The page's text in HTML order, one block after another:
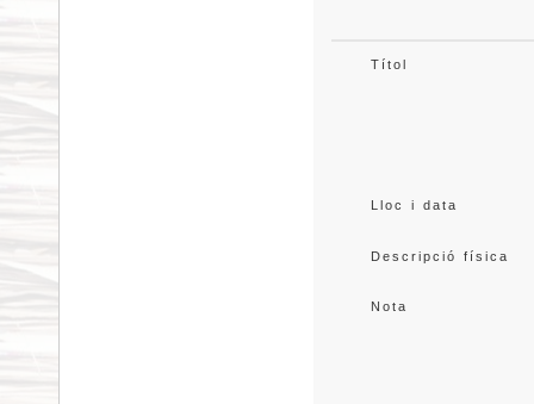
Títol
Lloc i data
Descripció física
Nota